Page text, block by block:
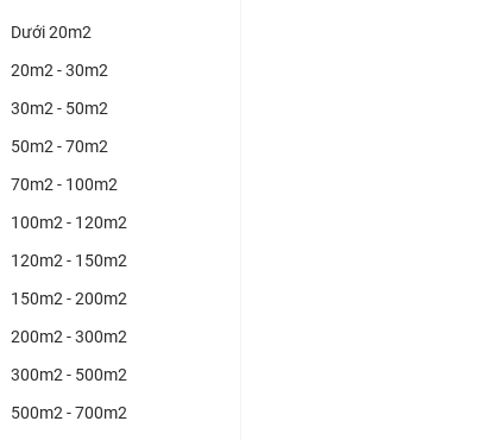
Dưới 20m2
20m2 - 30m2
30m2 - 50m2
50m2 - 70m2
70m2 - 100m2
100m2 - 120m2
120m2 - 150m2
150m2 - 200m2
200m2 - 300m2
300m2 - 500m2
500m2 - 700m2